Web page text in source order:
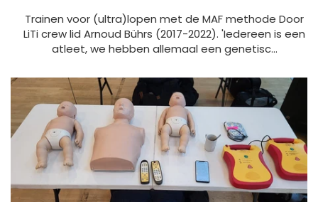
Trainen voor (ultra)lopen met de MAF methode Door
LiTi crew lid Arnoud Bührs (2017-2022). 'Iedereen is een
atleet, we hebben allemaal een genetisc...